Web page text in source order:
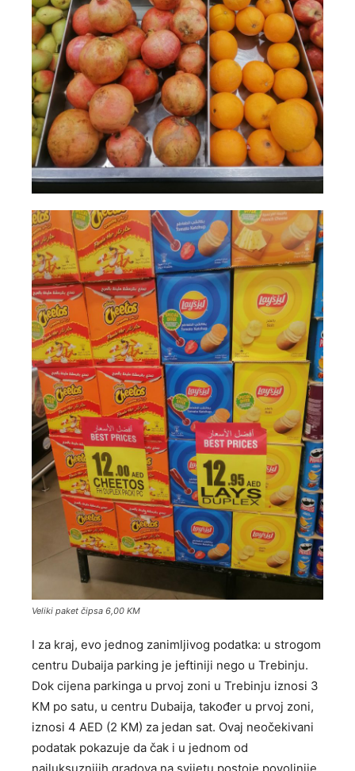
Veliki paket čipsa 6,00 KM
I za kraj, evo jednog zanimljivog podatka: u strogom
centru Dubaija parking je jeftiniji nego u Trebinju.
Dok cijena parkinga u prvoj zoni u Trebinju iznosi 3
KM po satu, u centru Dubaija, također u prvoj zoni,
iznosi 4 AED (2 KM) za jedan sat. Ovaj neočekivani
podatak pokazuje da čak i u jednom od